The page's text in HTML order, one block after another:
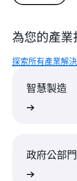
雲端架構師、技術
為您的產業
探索所有產業解
智慧製造
政府公部門